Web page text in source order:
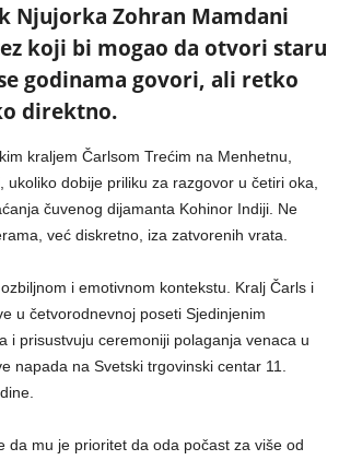
Njujorka Zohran Mamdani
koji bi mogao da otvori staru
godinama govori, ali retko
direktno.
kraljem Čarlsom Trećim na Menhetnu,
ukoliko dobije priliku za razgovor u četiri oka,
čuvenog dijamanta Kohinor Indiji. Ne
već diskretno, iza zatvorenih vrata.
i emotivnom kontekstu. Kralj Čarls i
u četvorodnevnoj poseti Sjedinjenim
i prisustvuju ceremoniji polaganja venaca u
napada na Svetski trgovinski centar 11.
da mu je prioritet da oda počast za više od